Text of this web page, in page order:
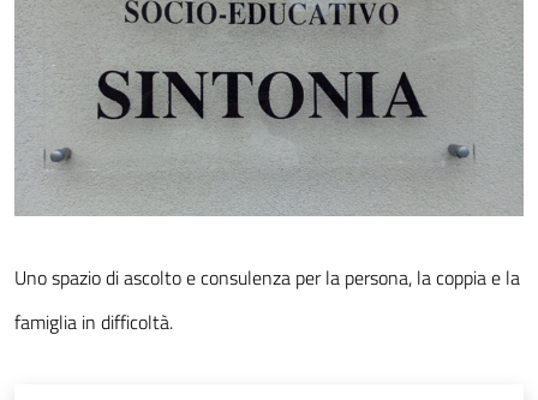
Uno spazio di ascolto e consulenza per la persona, la coppia e la
famiglia in difficoltà.